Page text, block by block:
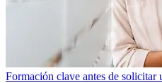
Formación clave antes de solicitar